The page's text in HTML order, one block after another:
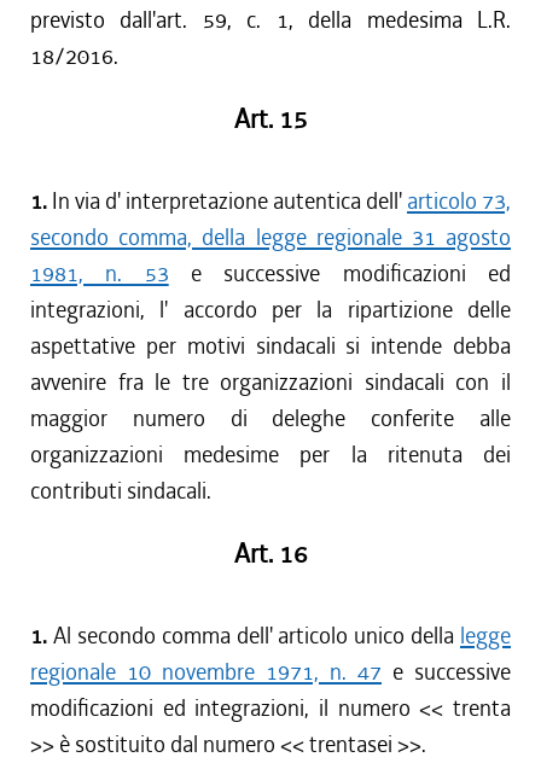
previsto dall'art. 59, c. 1, della medesima L.R.
18/2016.
Art. 15
1. In via d' interpretazione autentica dell' articolo 73,
secondo comma, della legge regionale 31 agosto
1981, n. 53 e successive modificazioni ed
integrazioni, l' accordo per la ripartizione delle
aspettative per motivi sindacali si intende debba
avvenire fra le tre organizzazioni sindacali con il
maggior numero di deleghe conferite alle
organizzazioni medesime per la ritenuta dei
contributi sindacali.
Art. 16
1. Al secondo comma dell' articolo unico della legge
regionale 10 novembre 1971, n. 47 e successive
modificazioni ed integrazioni, il numero << trenta
>> è sostituito dal numero << trentasei >>.